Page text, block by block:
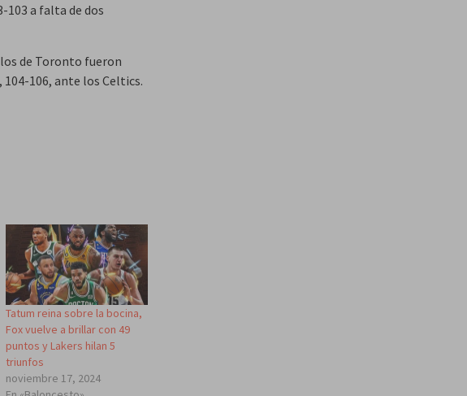
103 a falta de dos
de Toronto fueron
106, ante los Celtics.
Tatum reina sobre la bocina,
Fox vuelve a brillar con 49
puntos y Lakers hilan 5
triunfos
noviembre 17, 2024